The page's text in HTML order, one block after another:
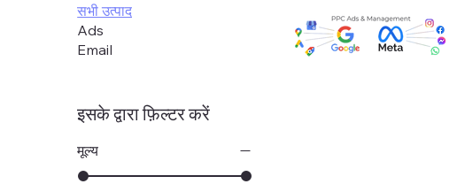
सभी उत्पाद
Ads
Email
इसके द्वारा फ़िल्टर करें
मूल्य